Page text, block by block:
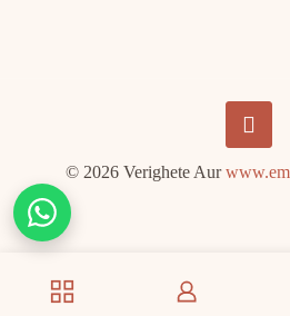
© 2026 Verighete Aur
Chat
on
WhatsApp